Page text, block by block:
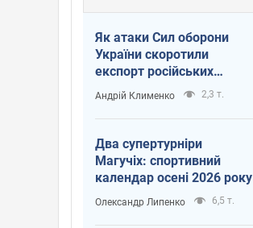
Як атаки Сил оборони
України скоротили
експорт російських
нафтопродуктів
Андрій Клименко 2,3 т.
Два супертурніри
Магучіх: спортивний
календар осені 2026 року
Олександр Липенко 6,5 т.